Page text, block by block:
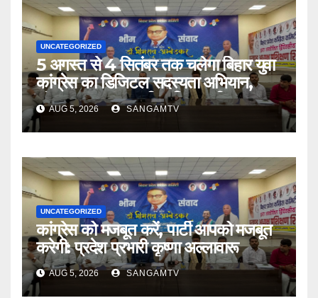
UNCATEGORIZED
5 अगस्त से 4 सितंबर तक चलेगा बिहार युवा
कांग्रेस का डिजिटल सदस्यता अभियान,
संगठनात्मक चुनाव की प्रक्रिया भी शुरू
AUG 5, 2026 SANGAMTV
UNCATEGORIZED
कांग्रेस को मजबूत करें, पार्टी आपको मजबूत
करेगी: प्रदेश प्रभारी कृष्णा अल्लावारू
AUG 5, 2026 SANGAMTV